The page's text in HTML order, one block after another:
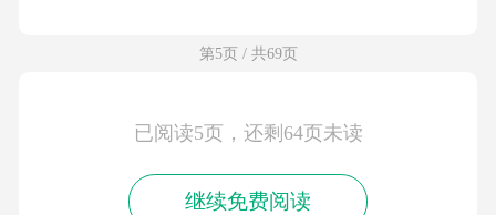
第5页 / 共69页
已阅读5页，还剩64页未读
继续免费阅读